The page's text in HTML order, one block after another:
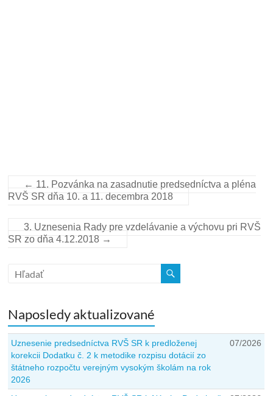
← 11. Pozvánka na zasadnutie predsedníctva a pléna
RVŠ SR dňa 10. a 11. decembra 2018
3. Uznesenia Rady pre vzdelávanie a výchovu pri RVŠ
SR zo dňa 4.12.2018 →
Naposledy aktualizované
Uznesenie predsedníctva RVŠ SR k predloženej
korekcii Dodatku č. 2 k metodike rozpisu dotácií zo
štátneho rozpočtu verejným vysokým školám na rok
2026
07/2026